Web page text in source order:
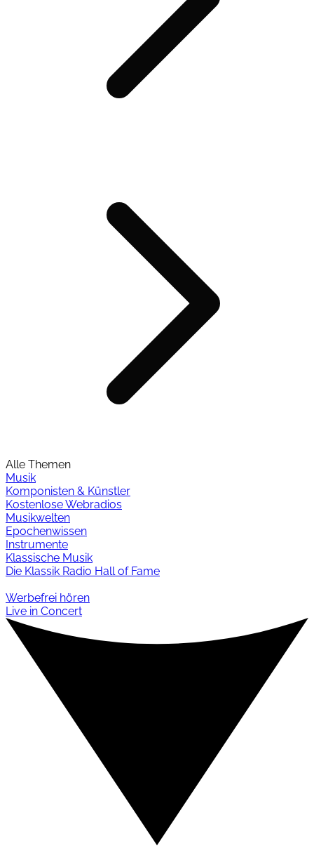
Alle Themen
Musik
Komponisten & Künstler
Kostenlose Webradios
Musikwelten
Epochenwissen
Instrumente
Klassische Musik
Die Klassik Radio Hall of Fame
Werbefrei hören
Live in Concert